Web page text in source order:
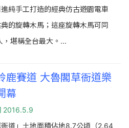
純手工打造的經典仿古遊園電車
的旋轉木馬；這座旋轉木馬可同
，堪稱全台最大。...
鹿賽道 大魯閣草衙道樂
幕
2016.5.9
衙道」土地面積佔地8.7公頃（2.64